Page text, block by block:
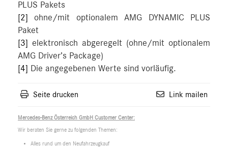
PLUS Pakets
[2]
ohne/mit optionalem AMG DYNAMIC PLUS
Paket
[3] elektronisch abgeregelt (ohne/mit optionalem
AMG Driver’s Package)
[4] Die angegebenen Werte sind vorläufig.
Seite drucken Link mailen
Mercedes-Benz Österreich GmbH Customer Center:
Wir beraten Sie gerne zu folgenden Themen:
Alles rund um den Neufahrzeugkauf